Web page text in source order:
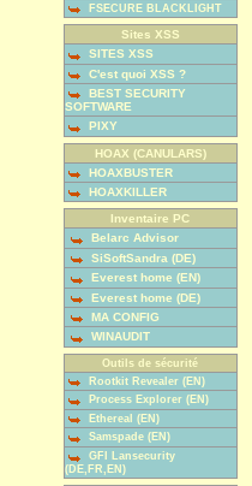
FSECURE BLACKLIGHT
Sites XSS
SITES XSS
C'est quoi XSS ?
BEST SECURITY
SOFTWARE
PIXY
HOAX (CANULARS)
HOAXBUSTER
HOAXKILLER
Inventaire PC
Belarc Advisor
SiSoftSandra (DE)
Everest home (EN)
Everest home (DE)
MA CONFIG
WINAUDIT
Outils de sécurité
Rootkit Revealer (EN)
Process Explorer (EN)
Ethereal (EN)
Samspade (EN)
GFI Lansecurity
(DE,FR,EN)